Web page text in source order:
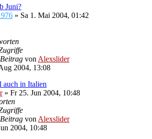
Juni?
» Sa 1. Mai 2004, 01:42
von Alexslider
2004, 13:08
auch in Italien
» Fr 25. Jun 2004, 10:48
von Alexslider
2004, 10:48